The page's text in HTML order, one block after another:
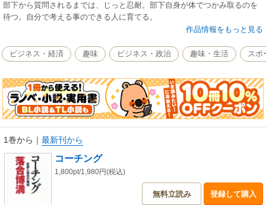
部下から質問されるまでは、じっと忍耐。部下自身が体でつかみ取るのを
待つ。自分で考える事のできる人に育てる。
作品情報をもっと見る
ビジネス・経済 趣味 ビジネス・政治 趣味・生活 スポ
1巻から ｜ 最新刊から
コーチング
1,800pt/1,980円(税込)
無料立読み 登録して購入